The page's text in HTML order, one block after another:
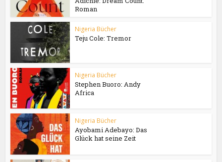
Roman
Nigeria Bücher
Teju Cole: Tremor
Nigeria Bücher
Stephen Buoro: Andy
Africa
Nigeria Bücher
Ayobami Adebayo: Das
Glück hat seine Zeit